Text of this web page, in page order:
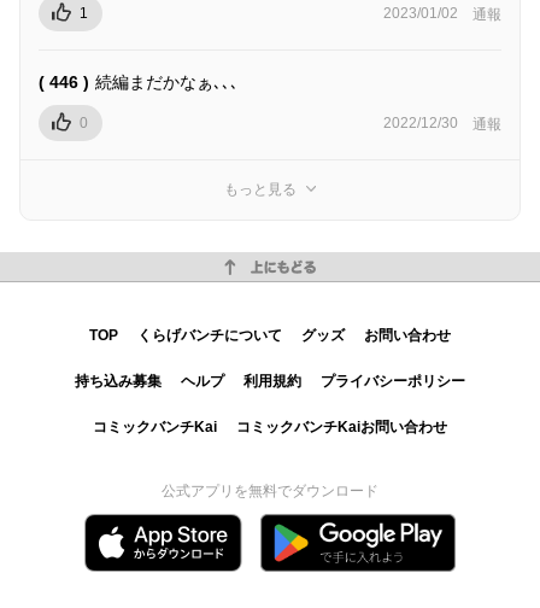
1 2023/01/02 通報
( 446 ) 続編まだかなぁ､､､
0 2022/12/30 通報
もっと見る
TOP くらげバンチについて グッズ お問い合わせ
持ち込み募集 ヘルプ 利用規約 プライバシーポリシー
コミックバンチKai コミックバンチKaiお問い合わせ
公式アプリを無料でダウンロード